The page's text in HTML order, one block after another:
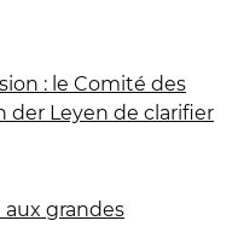
: le Comité des
der Leyen de clarifier
grandes